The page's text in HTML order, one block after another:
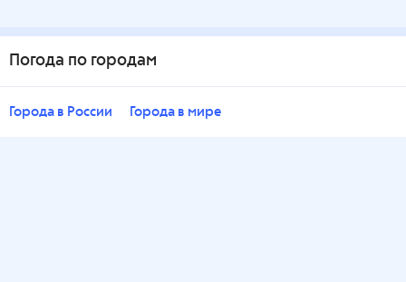
Погода по городам
Города в России Города в мире